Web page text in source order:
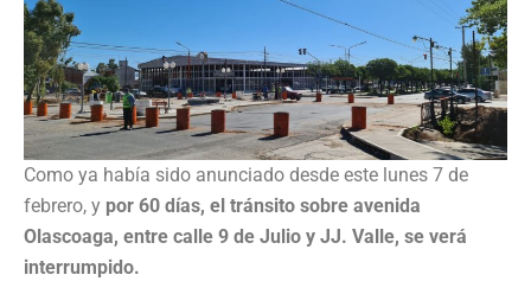
Como ya había sido anunciado desde este lunes 7 de
febrero, y por 60 días, el tránsito sobre avenida
Olascoaga, entre calle 9 de Julio y JJ. Valle, se verá
interrumpido.